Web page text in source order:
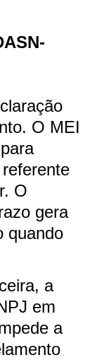
O MEI
O
gera
quando
a
em
a